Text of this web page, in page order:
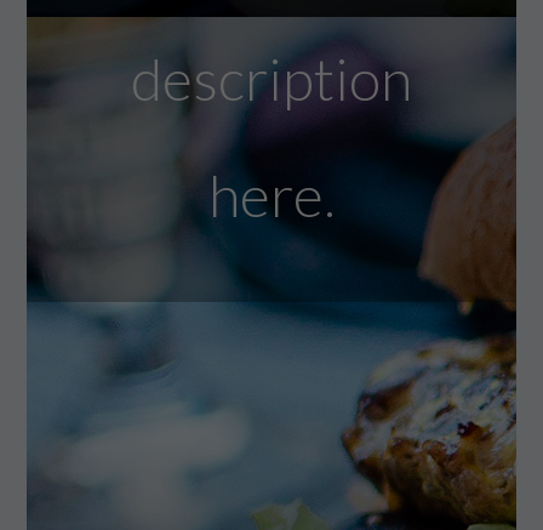
description
here.